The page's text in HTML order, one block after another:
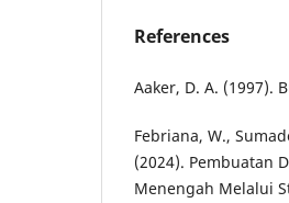
References
Aaker, D. A. (1997).
Febriana, W.,
(2024). Pembuatan
Menengah Melalui